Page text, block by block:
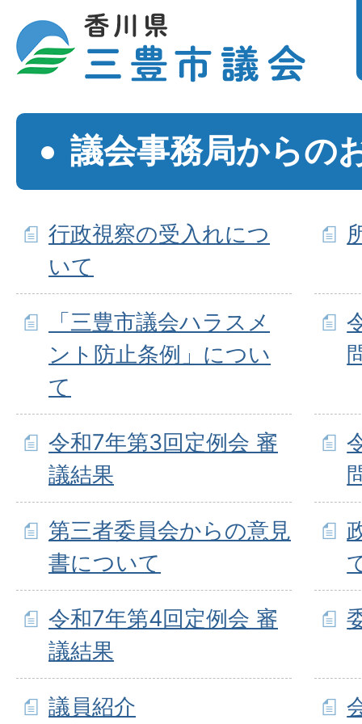
議会事務局からの
行政視察の受入れにつ
いて
「三豊市議会ハラスメ
ント防止条例」につい
て
令和7年第3回定例会 審
議結果
第三者委員会からの意見
書について
令和7年第4回定例会 審
議結果
議員紹介